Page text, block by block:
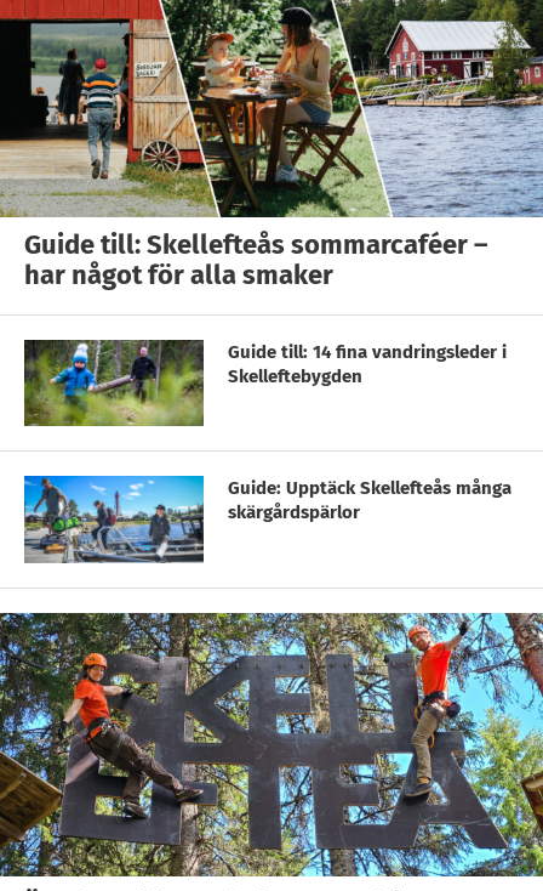
Guide till: Skellefteås sommarcaféer –
har något för alla smaker
Guide till: 14 fina vandringsleder i
Skelleftebygden
Guide: Upptäck Skellefteås många
skärgårdspärlor